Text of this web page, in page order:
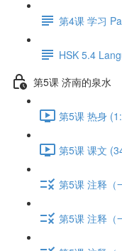
第4课 学习
HSK 5.4
第5课 济南的泉水
第5课 热身
第5课 课文
第5课 注释（
第5课 注释（